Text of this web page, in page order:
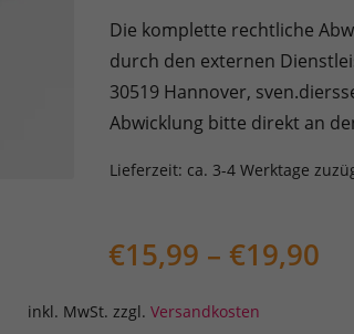
Die komplette rechtliche
durch den externen
30519 Hannover,
Abwicklung bitte direkt an
Lieferzeit: ca. 3-4 Werktage
€15,99 – €19,90
inkl. MwSt. zzgl. Versandkosten